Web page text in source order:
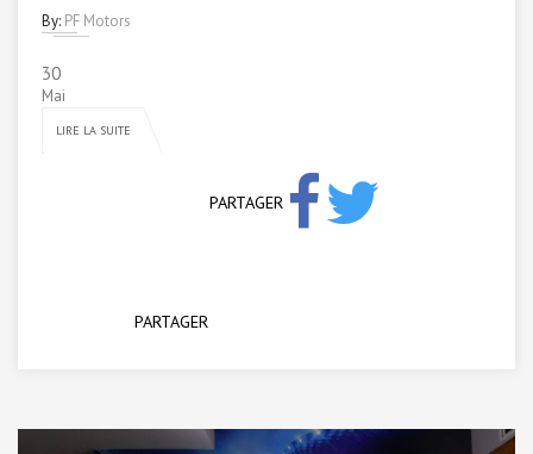
By: PF Motors
30
Mai
LIRE LA SUITE
PARTAGER
PARTAGER